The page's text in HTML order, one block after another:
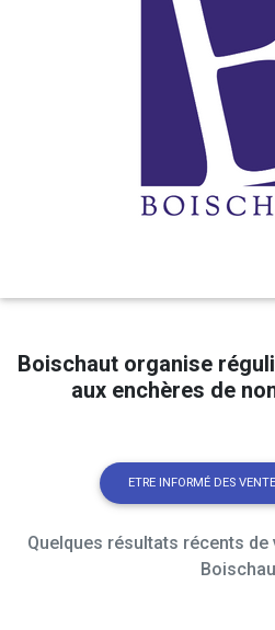
Boischaut organise
aux enchères de
ETRE INFORMÉ DES
Quelques résultats récents